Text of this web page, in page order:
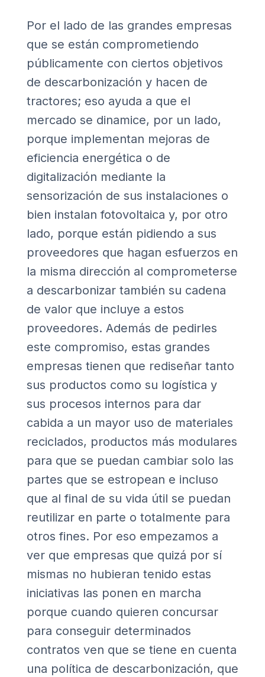
Por el lado de las grandes empresas
que se están comprometiendo
públicamente con ciertos objetivos
de descarbonización y hacen de
tractores; eso ayuda a que el
mercado se dinamice, por un lado,
porque implementan mejoras de
eficiencia energética o de
digitalización mediante la
sensorización de sus instalaciones o
bien instalan fotovoltaica y, por otro
lado, porque están pidiendo a sus
proveedores que hagan esfuerzos en
la misma dirección al comprometerse
a descarbonizar también su cadena
de valor que incluye a estos
proveedores. Además de pedirles
este compromiso, estas grandes
empresas tienen que rediseñar tanto
sus productos como su logística y
sus procesos internos para dar
cabida a un mayor uso de materiales
reciclados, productos más modulares
para que se puedan cambiar solo las
partes que se estropean e incluso
que al final de su vida útil se puedan
reutilizar en parte o totalmente para
otros fines. Por eso empezamos a
ver que empresas que quizá por sí
mismas no hubieran tenido estas
iniciativas las ponen en marcha
porque cuando quieren concursar
para conseguir determinados
contratos ven que se tiene en cuenta
una política de descarbonización, que